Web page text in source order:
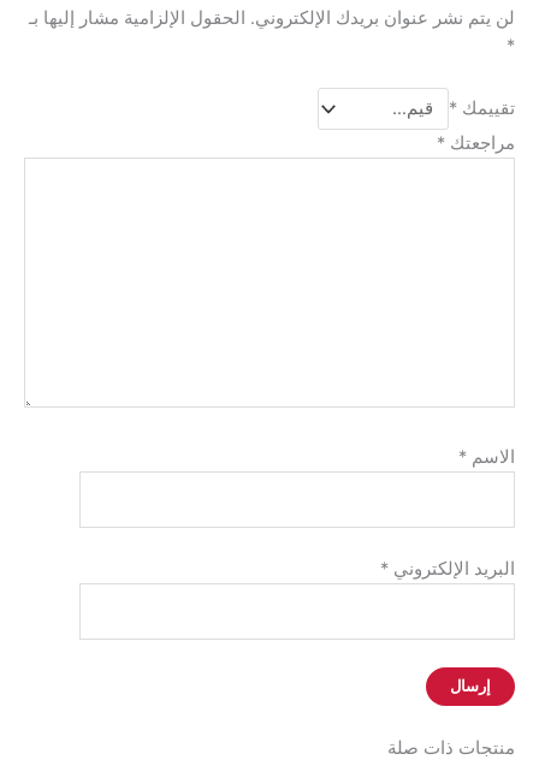
لن يتم نشر عنوان بريدك الإلكتروني. الحقول الإلزامية مشار إليها بـ
*
تقييمك *
مراجعتك *
الاسم *
البريد الإلكتروني *
منتجات ذات صلة